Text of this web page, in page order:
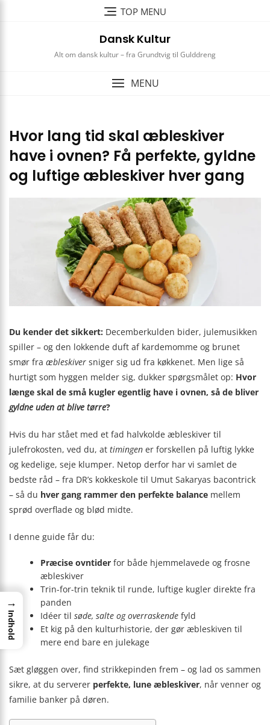
TOP MENU
Dansk Kultur
Alt om dansk kultur – fra Grundtvig til Gulddreng
MENU
Hvor lang tid skal æbleskiver
have i ovnen? Få perfekte, gyldne
og luftige æbleskiver hver gang
Du kender det sikkert: Decemberkulden bider, julemusikken
spiller – og den lokkende duft af kardemomme og brunet
smør fra æbleskiver sniger sig ud fra køkkenet. Men lige så
hurtigt som hyggen melder sig, dukker spørgsmålet op: Hvor
længe skal de små kugler egentlig have i ovnen, så de bliver
gyldne uden at blive tørre?
Hvis du har stået med et fad halvkolde æbleskiver til
julefrokosten, ved du, at timingen er forskellen på luftig lykke
og kedelige, seje klumper. Netop derfor har vi samlet de
bedste råd – fra DR’s kokkeskole til Umut Sakaryas bacontrick
– så du hver gang rammer den perfekte balance mellem
sprød overflade og blød midte.
I denne guide får du:
Præcise ovntider for både hjemmelavede og frosne
æbleskiver
Trin-for-trin teknik til runde, luftige kugler direkte fra
panden
Idéer tilsøde, salte og overraskende fyld
Et kig på den kulturhistorie, der gør æbleskiven til
mere end bare en julekage
Sæt gløggen over, find strikkepinden frem – og lad os sammen
sikre, at du serverer perfekte, lune æbleskiver, når venner og
familie banker på døren.
→
Indhold